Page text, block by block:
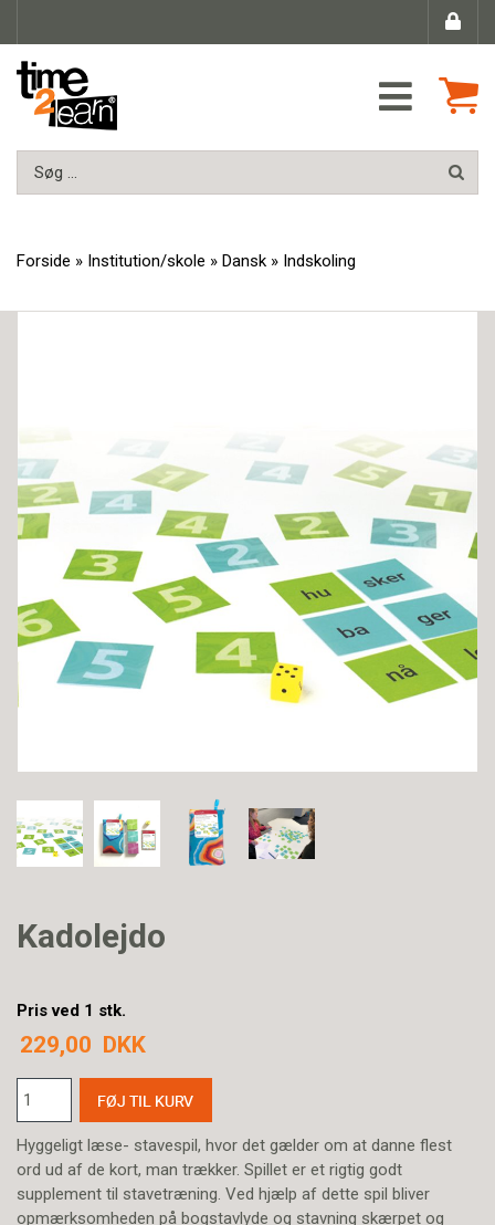
Forside » Institution/skole » Dansk » Indskoling
Kadolejdo
Pris ved 1 stk.
229,00 DKK
Hyggeligt læse- stavespil, hvor det gælder om at danne flest
ord ud af de kort, man trækker. Spillet er et rigtig godt
supplement til stavetræning. Ved hjælp af dette spil bliver
opmærksomheden på bogstavlyde og stavning skærpet og